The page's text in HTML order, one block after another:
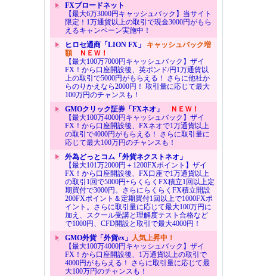
FXブロードネット
【最大6万3000円キャッシュバック】当サイト
限定！1万通貨以上の取引で現金3000円がもら
えるキャンペーン実施中！
ヒロセ通商「LION FX」 キャッシュバック増
額ＮＥＷ！
【最大100万7000円キャッシュバック】ザイ
FX！から口座開設後、英ポンド/円1万通貨以
上の取引で5000円がもらえる！ さらに他社か
らのりかえなら2000円！ 取引量に応じて最大
100万円のチャンスも！
GMOクリック証券「FXネオ」
ＮＥＷ！
【最大100万4000円キャッシュバック】ザイ
FX！から口座開設後、FXネオで1万通貨以上
の取引で4000円がもらえる！ さらに取引量に
応じて最大100万円のチャンスも！
外為どっとコム「外貨ネクストネオ」
【最大101万2000円＋1200FXポイント】ザイ
FX！から口座開設後、FX口座で1万通貨以上
の取引1回で5000円+らくらくFX積立1回以上定
期買付で3000円。さらにらくらくFX積立開設
200FXポイント＆定期買付1回以上で1000FXポ
イント。さらに取引量に応じて最大100万円に
加え、スクール受講と理解度テスト合格など
で1000円、CFD開設と取引で最大4000円！
GMO外貨「外貨ex」 人気上昇中！
【最大100万4000円キャッシュバック】ザイ
FX！から口座開設後、1万通貨以上の取引で
4000円がもらえる！ さらに取引量に応じて最
大100万円のチャンスも！